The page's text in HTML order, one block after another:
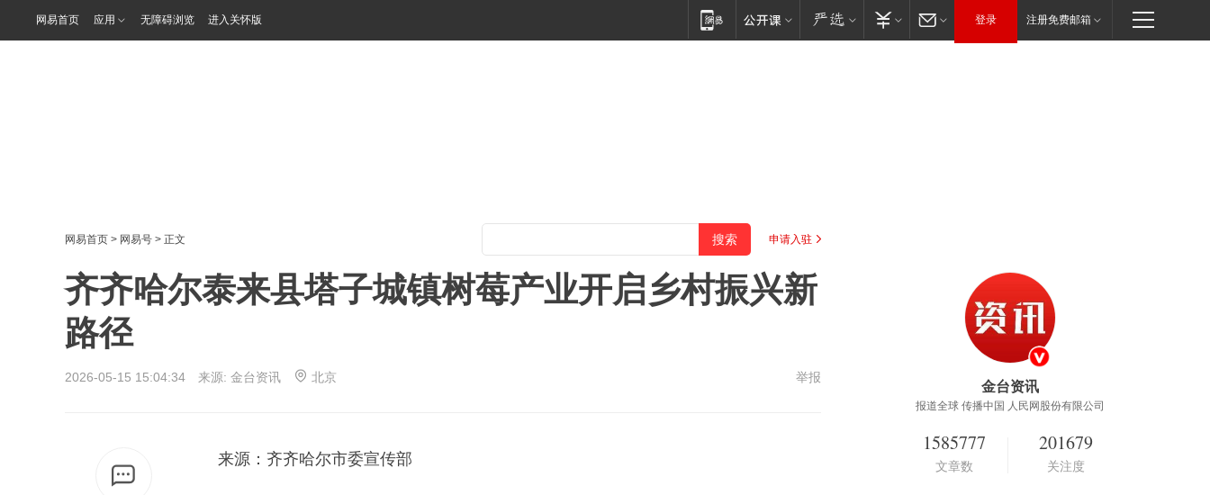
网易首页 应用 无障碍浏览 进入关怀版 登录 注册免费邮箱
网易首页 > 网易号 > 正文 申请入驻
齐齐哈尔泰来县塔子城镇树莓产业开启乡村振兴新
路径
2026-05-15 15:04:34 来源: 金台资讯 北京 举报
来源：齐齐哈尔市委宣传部
金台资讯
报道全球 传播中国 人民网股份有限公司
1585777
文章数
201679
关注度